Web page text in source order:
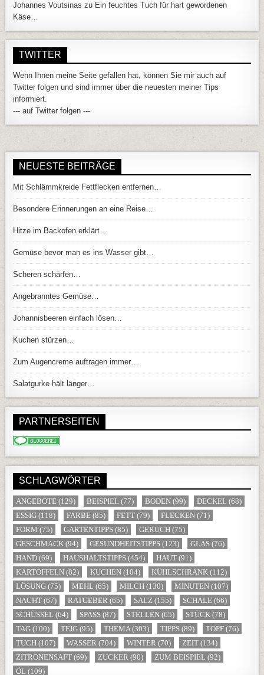
Johannes Voutsinas zu Ein feuchtes Tuch für hart gewordenen
Käse…
TWITTER
Wenn Ihnen meine Seite gefallen hat, können Sie mir auch auf
Twitter folgen und sind immer über die neuesten meiner Tips
informiert.
--- auf Twitter folgen ---
NEUESTE BEITRÄGE
Mit Schlämmkreide Fettflecken entfernen…
Besondere Erinnerungen an eine Reise…
Hitze im Backofen erklärt…
Gemüse bevor man es ins Wasser gibt…
Scheren schärfen…
Angebranntes Gemüse…
Johannisbeeren einfach lösen…
Kuchen stürzen…
Zum Augencreme auftragen immer…
Salatgurke hält länger…
PARTNERSEITEN
SCHLAGWÖRTER
ANGEBOTE (129) BEISPIEL (77) BODEN (99) DECKEL (68)
ESSIG (118) FARBE (85) FETT (79) FLECKEN (71)
FORM (75) GARTENTIPPS (85) GERUCH (75)
GESCHMACK (94) GESUNDHEITSTIPPS (123) GLAS (76)
HAND (69) HAUSHALTSTIPPS (454) HAUT (91)
KARTOFFELN (82) KUCHEN (104) KÜHLSCHRANK (112)
LÖSUNG (75) MEHL (65) MILCH (130) MINUTEN (107)
NACHT (67) RATGEBER (65) SALZ (155) SCHALE (66)
SCHÜSSEL (64) SPASS (87) STELLEN (65) STÜCK (78)
TAG (100) TEIG (95) THEMA(303) TIPPS (89) TOPF (76)
TUCH (107) WASSER (704) WINTER (70) ZEIT (134)
ZITRONENSAFT (69) ZUCKER (90) ZUM BEISPIEL (92)
ÖL (109)